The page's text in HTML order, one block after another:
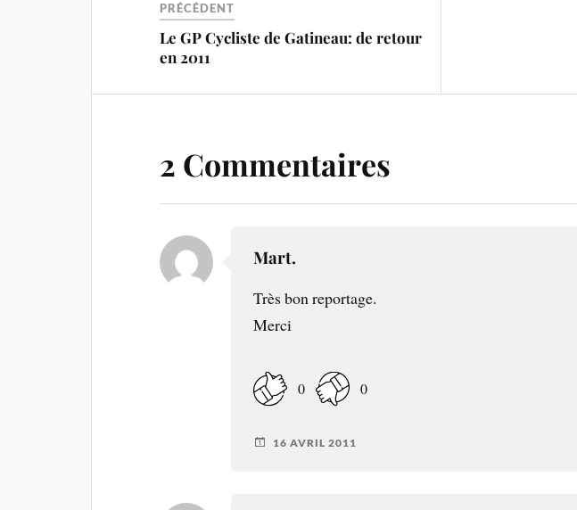
PRÉCÉDENT
Le GP Cycliste de Gatineau: de retour
en 2011
2 Commentaires
Mart.
Très bon reportage.
Merci
0 0
16 AVRIL 2011